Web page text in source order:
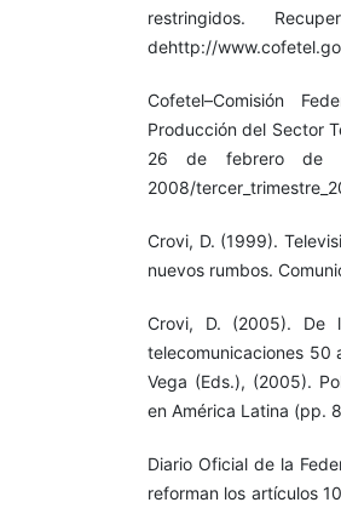
restringidos.
dehttp://
Cofetel–Comisión
Producción del Sector
26 de febrero de
2008/
Crovi, D. (1999).
nuevos rumbos.
Crovi, D. (2005). De
telecomunicaciones 50
Vega (Eds.), (2005).
en América Latina (pp.
Diario Oficial de la
reforman los artículos